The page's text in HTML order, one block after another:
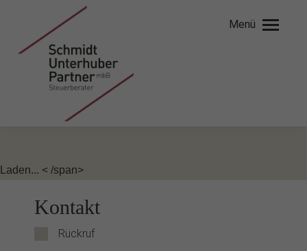
Menü
Laden... < /span>
Kontakt
Rückruf